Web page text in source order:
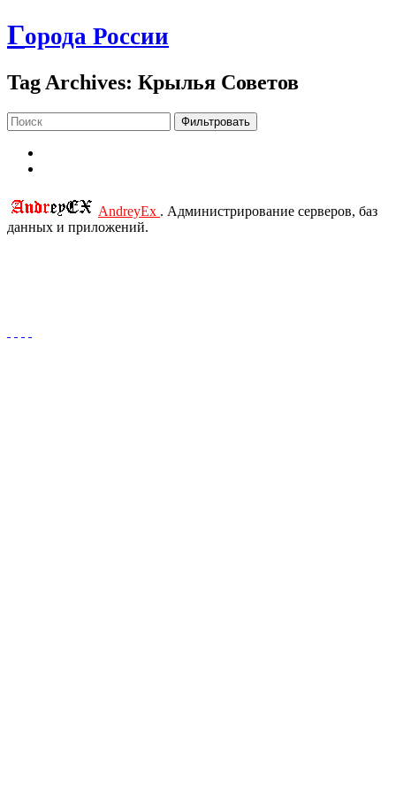
Города России
Tag Archives: Крылья Советов
Фильтровать
AndreyEx . Администрирование серверов, баз
данных и приложений.